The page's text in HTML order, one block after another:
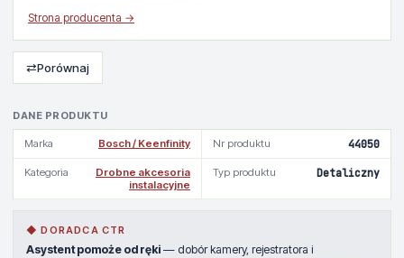
DANE PRODUKTU
Marka Bosch / Keenfinity Nr produktu 44050
Kategoria
Drobne akcesoria
instalacyjne
Typ produktu Detaliczny
◆ DORADCA CTR
Asystent pomoże od ręki — dobór kamery, rejestratora i
Strona producenta →
⇄Porównaj